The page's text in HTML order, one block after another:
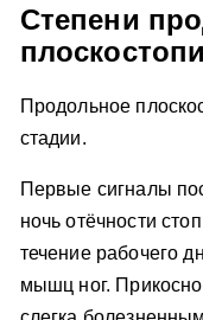
Степени
Продольное
стадии.
Первые сигналы
ночь отёчности
течение рабочего
мышц ног.